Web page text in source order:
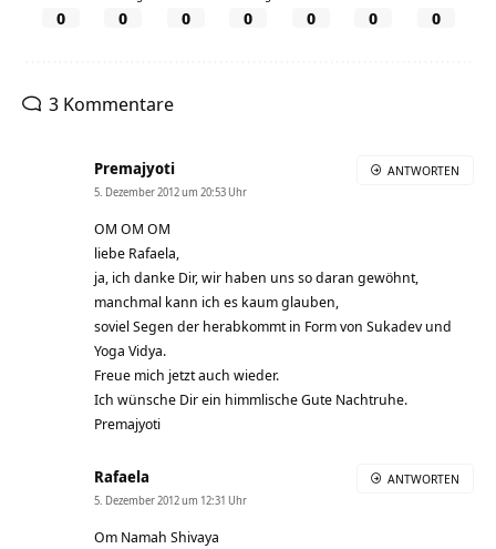
0 0 0 0 0 0 0
3 Kommentare
Premajyoti
5. Dezember 2012 um 20:53 Uhr
OM OM OM
liebe Rafaela,
ja, ich danke Dir, wir haben uns so daran gewöhnt,
manchmal kann ich es kaum glauben,
soviel Segen der herabkommt in Form von Sukadev und
Yoga Vidya.
Freue mich jetzt auch wieder.
Ich wünsche Dir ein himmlische Gute Nachtruhe.
Premajyoti
ANTWORTEN
Rafaela
5. Dezember 2012 um 12:31 Uhr
Om Namah Shivaya
ANTWORTEN